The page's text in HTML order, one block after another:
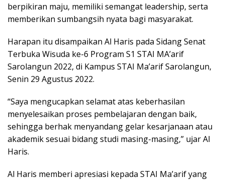
berpikiran maju, memiliki semangat leadership, serta
memberikan sumbangsih nyata bagi masyarakat.
Harapan itu disampaikan Al Haris pada Sidang Senat
Terbuka Wisuda ke-6 Program S1 STAI MA’arif
Sarolangun 2022, di Kampus STAI Ma’arif Sarolangun,
Senin 29 Agustus 2022.
“Saya mengucapkan selamat atas keberhasilan
menyelesaikan proses pembelajaran dengan baik,
sehingga berhak menyandang gelar kesarjanaan atau
akademik sesuai bidang studi masing-masing,” ujar Al
Haris.
Al Haris memberi apresiasi kepada STAI Ma’arif yang